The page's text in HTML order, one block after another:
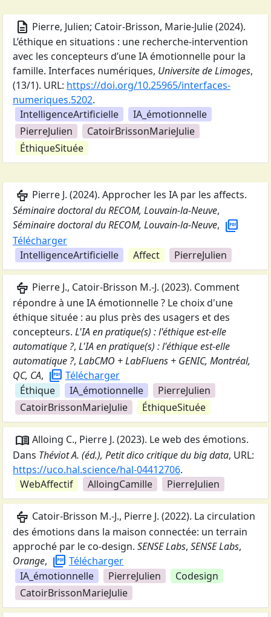
description Pierre, Julien; Catoir-Brisson, Marie-Julie(2024).
L’éthique en situations : une recherche-intervention
avec les concepteurs d’une IA émotionnelle pour la
famille. Interfaces numériques, Universite de Limoges,
(13/1). URL: https://doi.org/10.25965/interfaces-
numeriques.5202.
IntelligenceArtificielle
IA_émotionnelle
PierreJulien
CatoirBrissonMarieJulie
ÉthiqueSituée
podium Pierre J. (2024). Approcher les IA par les affects.
Séminaire doctoral du RECOM, Louvain-la-Neuve,
Séminaire doctoral du RECOM, Louvain-la-Neuve, picture_as_pdf
Télécharger
IntelligenceArtificielle
Affect PierreJulien
podium Pierre J., Catoir-Brisson M.-J. (2023). Comment
répondre à une IA émotionnelle ? Le choix d'une
éthique située : au plus près des usagers et des
concepteurs. L'IA en pratique(s) : l'éthique est-elle
automatique ?, L'IA en pratique(s) : l'éthique est-elle
automatique ?, LabCMO + LabFluens + GENIC, Montréal,
QC, CA, picture_as_pdf Télécharger
Éthique
IA_émotionnelle
PierreJulien
CatoirBrissonMarieJulie
ÉthiqueSituée
menu_book Alloing C., Pierre J. (2023). Le web des émotions.
Dans Théviot A. (éd.), Petit dico critique du big data, URL:
https://uco.hal.science/hal-04412706.
WebAffectif
AlloingCamille PierreJulien
podium Catoir-Brisson M.-J., Pierre J. (2022). La circulation
des émotions dans la maison connectée: un terrain
approché par le co-design. SENSE Labs, SENSE Labs,
Orange, picture_as_pdf Télécharger
IA_émotionnelle
PierreJulien
Codesign
CatoirBrissonMarieJulie